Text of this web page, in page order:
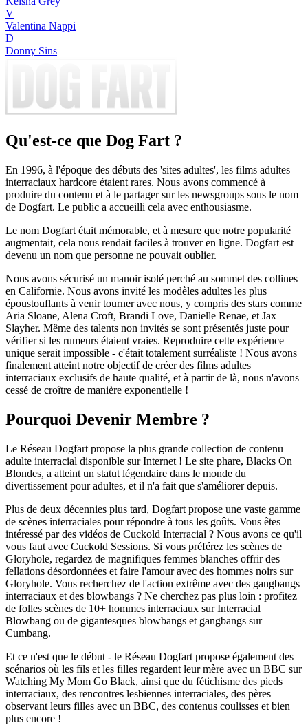
V
Valentina Nappi
D
Donny Sins
Qu'est-ce que Dog Fart ?
En 1996, à l'époque des débuts des 'sites adultes', les films adultes
interraciaux hardcore étaient rares. Nous avons commencé à
produire du contenu et à le partager sur les newsgroups sous le nom
de Dogfart. Le public a accueilli cela avec enthousiasme.
Le nom Dogfart était mémorable, et à mesure que notre popularité
augmentait, cela nous rendait faciles à trouver en ligne. Dogfart est
devenu un nom que personne ne pouvait oublier.
Nous avons sécurisé un manoir isolé perché au sommet des collines
en Californie. Nous avons invité les modèles adultes les plus
époustouflants à venir tourner avec nous, y compris des stars comme
Aria Sloane, Alena Croft, Brandi Love, Danielle Renae, et Jax
Slayher. Même des talents non invités se sont présentés juste pour
vérifier si les rumeurs étaient vraies. Reproduire cette expérience
unique serait impossible - c'était totalement surréaliste ! Nous avons
finalement atteint notre objectif de créer des films adultes
interraciaux exclusifs de haute qualité, et à partir de là, nous n'avons
cessé de croître de manière exponentielle !
Pourquoi Devenir Membre ?
Le Réseau Dogfart propose la plus grande collection de contenu
adulte interracial disponible sur Internet ! Le site phare, Blacks On
Blondes, a atteint un statut légendaire dans le monde du
divertissement pour adultes, et il n'a fait que s'améliorer depuis.
Plus de deux décennies plus tard, Dogfart propose une vaste gamme
de scènes interraciales pour répondre à tous les goûts. Vous êtes
intéressé par des vidéos de Cuckold Interracial ? Nous avons ce qu'il
vous faut avec Cuckold Sessions. Si vous préférez les scènes de
Gloryhole, regardez de magnifiques femmes blanches offrir des
fellations désordonnées et faire l'amour avec des hommes noirs sur
Gloryhole. Vous recherchez de l'action extrême avec des gangbangs
interraciaux et des blowbangs ? Ne cherchez pas plus loin : profitez
de folles scènes de 10+ hommes interraciaux sur Interracial
Blowbang ou de gigantesques blowbangs et gangbangs sur
Cumbang.
Et ce n'est que le début - le Réseau Dogfart propose également des
scénarios où les fils et les filles regardent leur mère avec un BBC sur
Watching My Mom Go Black, ainsi que du fétichisme des pieds
interraciaux, des rencontres lesbiennes interraciales, des pères
observant leurs filles avec un BBC, des contenus coulisses et bien
plus encore !